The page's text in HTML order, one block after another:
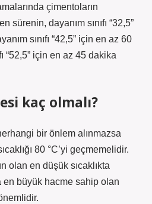
çimentoların
sürenin, dayanım sınıfı “32,5”
sınıfı “42,5” için en az 60
“52,5” için en az 45 dakika
kaç olmalı?
bir önlem alınmazsa
80 °C’yi geçmemelidir.
olan en düşük sıcaklıkta
en büyük hacme sahip olan